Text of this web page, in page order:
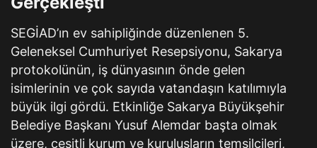
SEGİAD’ın ev sahipliğinde düzenlenen 5.
Geleneksel Cumhuriyet Resepsiyonu, Sakarya
protokolünün, iş dünyasının önde gelen
isimlerinin ve çok sayıda vatandaşın katılımıyla
büyük ilgi gördü. Etkinliğe Sakarya Büyükşehir
Belediye Başkanı Yusuf Alemdar başta olmak
üzere, çeşitli kurum ve kuruluşların temsilcileri,